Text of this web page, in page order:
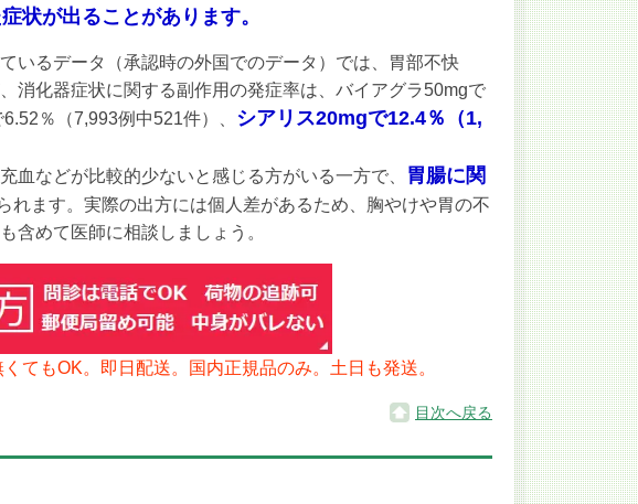
状が出ることがあります。
いるデータ（承認時の外国でのデータ）では、胃部不快
消化器症状に関する副作用の発症率は、バイアグラ50mgで
％（7,993例中521件）、 シアリス20mgで12.4％（1,
血などが比較的少ないと感じる方がいる一方で、
胃腸に関
れます。実際の出方には個人差があるため、胸やけや胃の不
含めて医師に相談しましょう。
てもOK。 即日配送。国内正規品のみ。土日も発送。
目次へ戻る